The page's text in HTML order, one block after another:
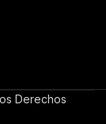
Derechos